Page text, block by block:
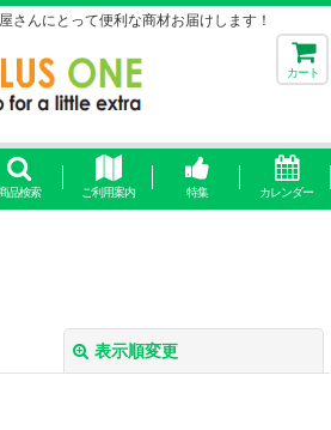
さんにとって便利な商材お届けします！
カート
品検索 ご利用案内 特集 カレンダー
表示順変更